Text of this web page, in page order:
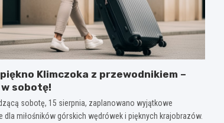
Klimczoka z przewodnikiem –
w sobotę!
sobotę, 15 sierpnia, zaplanowano wyjątkowe
dla miłośników górskich wędrówek i pięknych krajobrazów.